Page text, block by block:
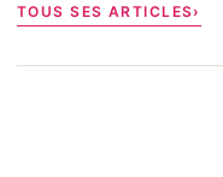
TOUS SES ARTICLES